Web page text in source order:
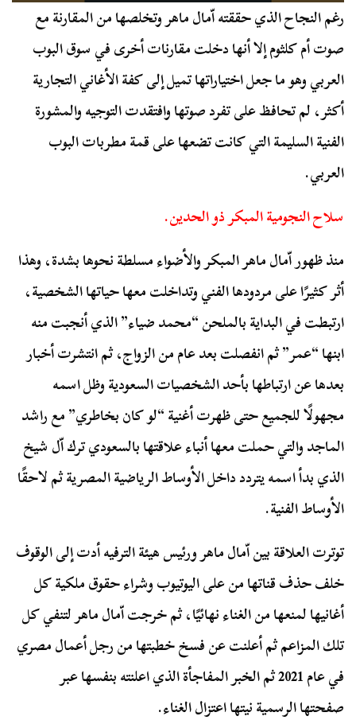
رغم النجاح الذي حققته اّمال ماهر وتخلصها من المقارنة مع
صوت أم كلثوم إلا أنها دخلت مقارنات أخرى في سوق البوب
العربي وهو ما جعل اختياراتها تميل إلى كفة الأغاني التجارية
أكثر، لم تحافظ على تفرد صوتها وافتقدت التوجيه والمشورة
الفنية السليمة التي كانت تضعها على قمة مطربات البوب
العربي.
سلاح النجومية المبكر ذو الحدين.
منذ ظهور اّمال ماهر المبكر والأضواء مسلطة نحوها بشدة، وهذا
أثر كثيرًا على مردودها الفني وتداخلت معها حياتها الشخصية،
ارتبطت في البداية بالملحن “محمد ضياء” الذي أنجبت منه
ابنها “عمر” ثم انفصلت بعد عام من الزواج، ثم انتشرت أخبار
بعدها عن ارتباطها بأحد الشخصيات السعودية وظل اسمه
مجهولًا للجميع حتى ظهرت أغنية “لو كان بخاطري” مع راشد
الماجد والتي حملت معها أنباء علاقتها بالسعودي ترك اّل شيخ
الذي بدأ اسمه يتردد داخل الأوساط الرياضية المصرية ثم لاحقًا
الأوساط الفنية.
توترت العلاقة بين اّمال ماهر ورئيس هيئة الترفيه أدت إلى الوقوف
خلف حذف قناتها من على اليوتيوب وشراء حقوق ملكية كل
أغانيها لمنعها من الغناء نهائيًا، ثم خرجت اّمال ماهر لتنفي كل
تلك المزاعم ثم أعلنت عن فسخ خطبتها من رجل أعمال مصري
في عام 2021 ثم الخبر المفاجأة الذي اعلنته بنفسها عبر
صفحتها الرسمية نيتها اعتزال الغناء.